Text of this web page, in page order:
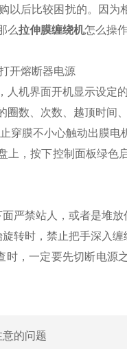
以后比较困扰的。因
么拉伸膜缠绕机怎么操
开熔断器电源
机界面开机显示设定
数、次数、越顶时间
膜不小心触动出膜电
，按下控制面板绿色
严禁站人，或者是堆
时，禁止把手深入缠
时，一定要先切断电源
的问题